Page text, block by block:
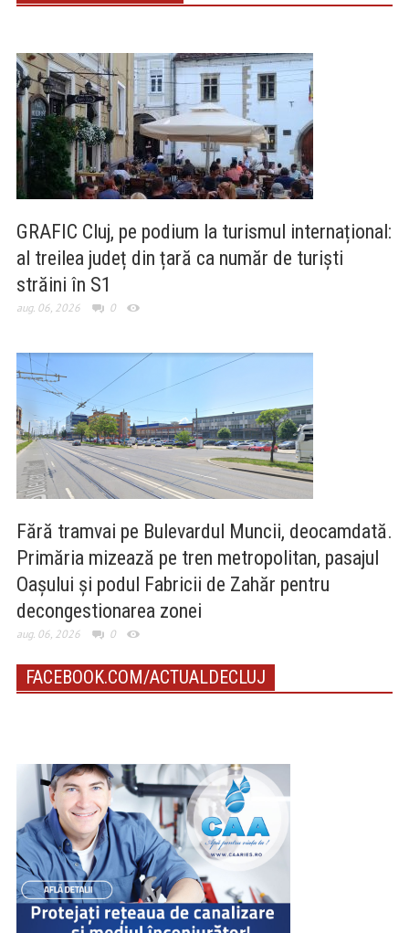
GRAFIC Cluj, pe podium la turismul internațional:
al treilea județ din țară ca număr de turiști
străini în S1
aug. 06, 2026 0
Fără tramvai pe Bulevardul Muncii, deocamdată.
Primăria mizează pe tren metropolitan, pasajul
Oașului și podul Fabricii de Zahăr pentru
decongestionarea zonei
aug. 06, 2026 0
FACEBOOK.COM/ACTUALDECLUJ